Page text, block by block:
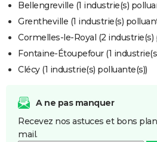
Bellengreville (1 industrie(s)
Grentheville (1 industrie(s)
Cormelles-le-Royal (2 industrie(s)
Fontaine-Étoupefour (1
Clécy (1 industrie(s) polluante(s))
A ne pas manquer
Recevez nos astuces et bons
mail.